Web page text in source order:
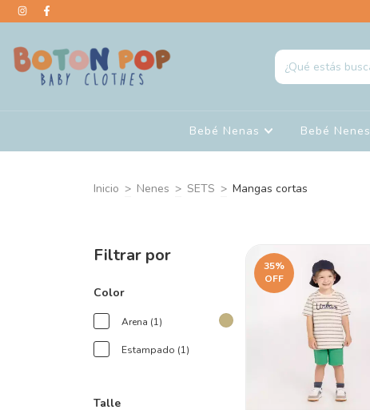
Bebé Nenas Bebé Nenes
Inicio > Nenes > SETS > Mangas cortas
Filtrar por
Color
Arena (1)
Estampado (1)
Talle
35%
OFF